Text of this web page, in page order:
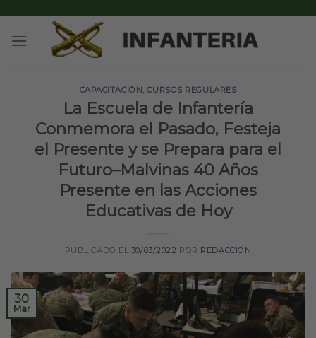
content
CAPACITACIÓN,CURSOS REGULARES
La Escuela de Infantería
Conmemora el Pasado, Festeja
el Presente y se Prepara para el
Futuro–Malvinas 40 Años
Presente en las Acciones
Educativas de Hoy
PUBLICADO EL 30/03/2022 POR REDACCIÓN
30
Mar